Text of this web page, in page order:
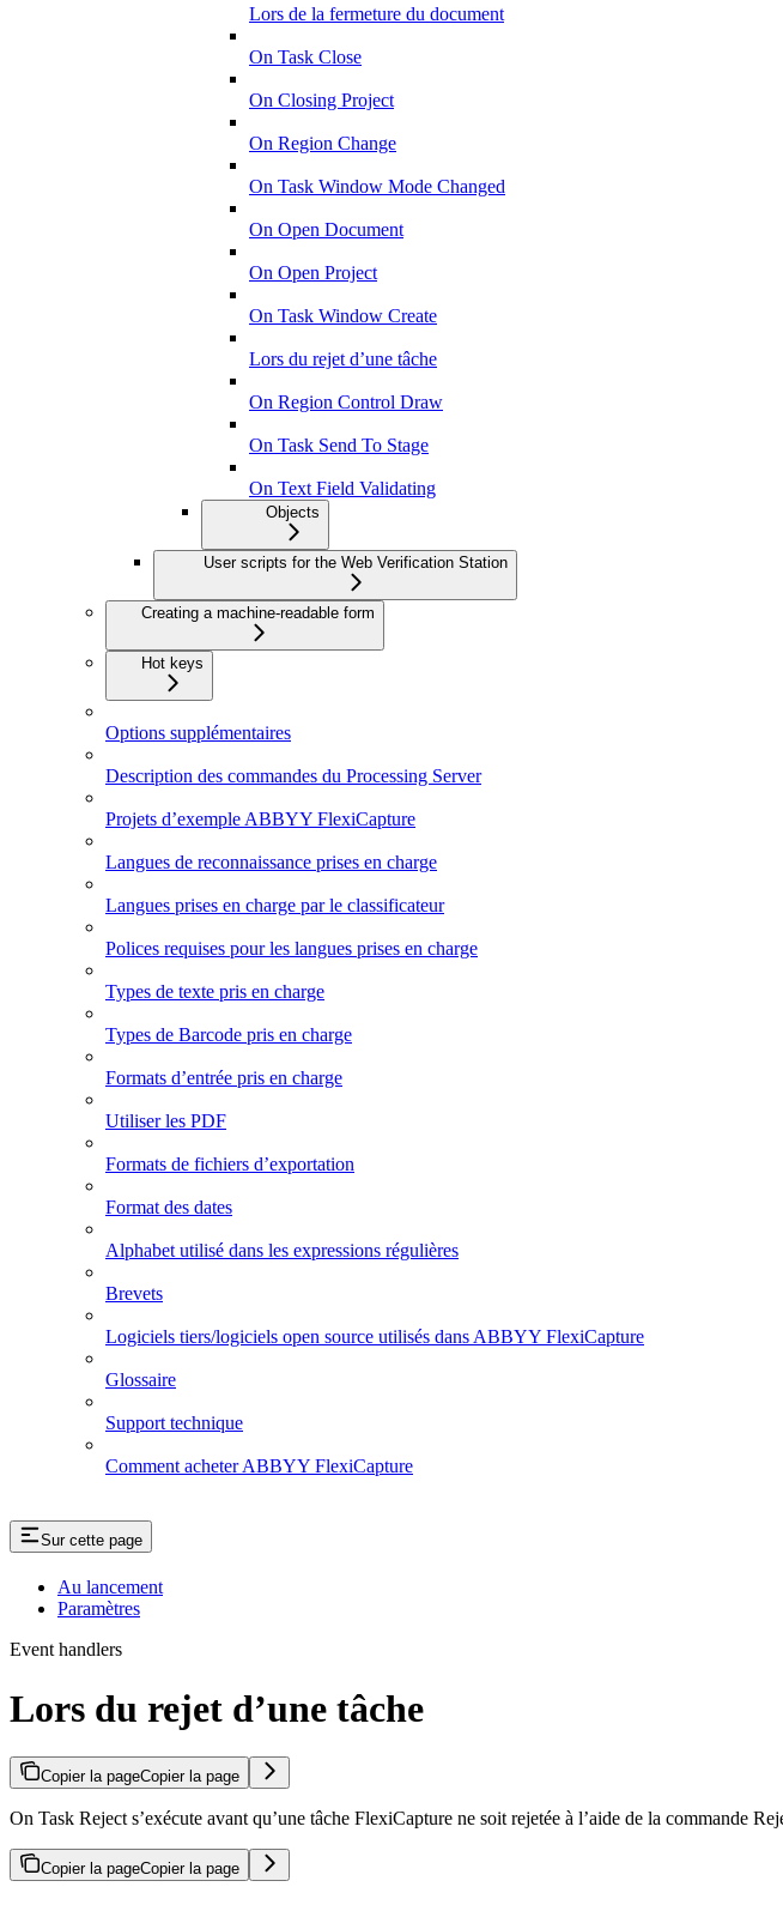
Lors de la fermeture du document
On Task Close
On Closing Project
On Region Change
On Task Window Mode Changed
On Open Document
On Open Project
On Task Window Create
Lors du rejet d’une tâche
On Region Control Draw
On Task Send To Stage
On Text Field Validating
Objects
User scripts for the Web Verification Station
Creating a machine-readable form
Hot keys
Options supplémentaires
Description des commandes du Processing Server
Projets d’exemple ABBYY FlexiCapture
Langues de reconnaissance prises en charge
Langues prises en charge par le classificateur
Polices requises pour les langues prises en charge
Types de texte pris en charge
Types de Barcode pris en charge
Formats d’entrée pris en charge
Utiliser les PDF
Formats de fichiers d’exportation
Format des dates
Alphabet utilisé dans les expressions régulières
Brevets
Logiciels tiers/logiciels open source utilisés dans ABBYY FlexiCapture
Glossaire
Support technique
Comment acheter ABBYY FlexiCapture
Sur cette page
Au lancement
Paramètres
Event handlers
Lors du rejet d’une tâche
Copier la pageCopier la page
On Task Reject s’exécute avant qu’une tâche FlexiCapture ne soit rejetée à l’aide de la commande
Copier la pageCopier la page